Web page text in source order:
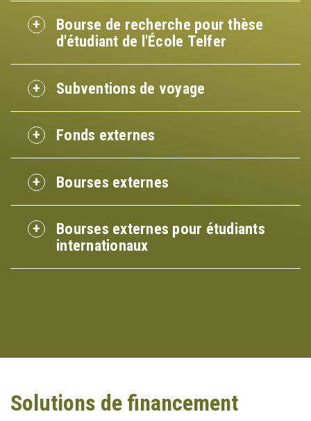
Bourse de recherche pour thèse
d'étudiant de l'École Telfer
Subventions de voyage
Fonds externes
Bourses externes
Bourses externes pour étudiants
internationaux
Solutions de financement